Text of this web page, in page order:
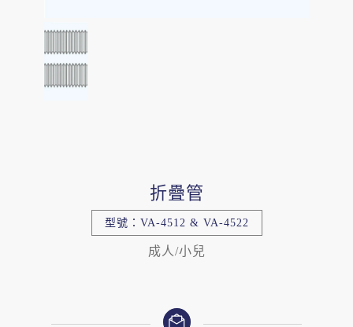
折疊管
型號：VA-4512 & VA-4522
成人/小兒